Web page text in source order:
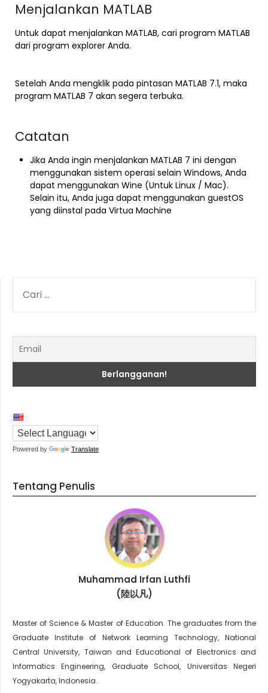
Menjalankan MATLAB
Untuk dapat menjalankan MATLAB, cari program MATLAB
dari program explorer Anda.
Setelah Anda mengklik pada pintasan MATLAB 7.1, maka
program MATLAB 7 akan segera terbuka.
Catatan
Jika Anda ingin menjalankan MATLAB 7 ini dengan
menggunakan sistem operasi selain Windows, Anda
dapat menggunakan Wine (Untuk Linux / Mac).
Selain itu, Anda juga dapat menggunakan guestOS
yang diinstal pada Virtua Machine
UNTUK:
Powered by Translate
Tentang Penulis
Muhammad Irfan Luthfi
(陸以凡)
Master of Science & Master of Education. The graduates from the
Graduate Institute of Network Learning Technology, National
Central University, Taiwan and Educational of Electronics and
Informatics Engineering, Graduate School, Universitas Negeri
Yogyakarta, Indonesia.